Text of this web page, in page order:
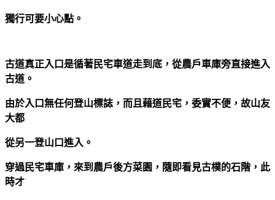
獨行可要小心點。
古道真正入口是循著民宅車道走到底，從農戶車庫旁直接進入
古道。
由於入口無任何登山標誌，而且藉道民宅，委實不便，故山友
大都
從另一登山口進入。
穿過民宅車庫，來到農戶後方菜園，隨即看見古樸的石階，此
時才